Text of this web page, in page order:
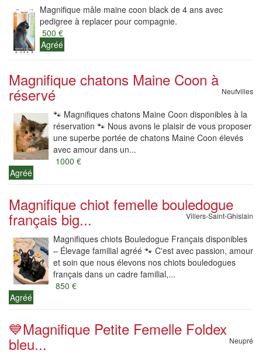
Magnifique mâle maine coon black de 4 ans avec
pedigree à replacer pour compagnie.
500 €
Agréé
Magnifique chatons Maine Coon à
réservé Neufvilles
🐾 Magnifiques chatons Maine Coon disponibles à la
réservation 🐾 Nous avons le plaisir de vous proposer
une superbe portée de chatons Maine Coon élevés
avec amour dans un...
1000 €
Agréé
Magnifique chiot femelle bouledogue
français big... Villers-Saint-Ghislain
Magnifiques chiots Bouledogue Français disponibles
– Élevage familial agréé 🐾 C'est avec passion, amour
et soin que nous élevons nos chiots bouledogues
français dans un cadre familial,...
850 €
Agréé
💙Magnifique Petite Femelle Foldex
bleu... Neupré